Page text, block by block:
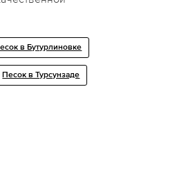
в Бутурлиновке
Песок в Турсунзаде